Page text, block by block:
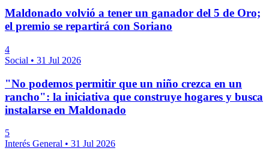
Maldonado volvió a tener un ganador del 5 de Oro;
el premio se repartirá con Soriano
4
Social • 31 Jul 2026
"No podemos permitir que un niño crezca en un
rancho": la iniciativa que construye hogares y busca
instalarse en Maldonado
5
Interés General • 31 Jul 2026